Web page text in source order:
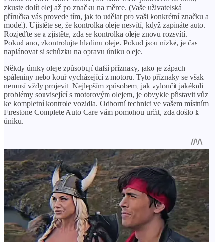
zkuste dolít olej až po značku na měrce. (Vaše uživatelská
příručka vás provede tím, jak to udělat pro vaši konkrétní značku a
model). Ujistěte se, že kontrolka oleje nesvítí, když zapínáte auto.
Rozjeďte se a zjistěte, zda se kontrolka oleje znovu rozsvítí.
Pokud ano, zkontrolujte hladinu oleje. Pokud jsou nízké, je čas
naplánovat si schůzku na opravu úniku oleje.
Někdy úniky oleje způsobují další příznaky, jako je zápach
spáleniny nebo kouř vycházející z motoru. Tyto příznaky se však
nemusí vždy projevit. Nejlepším způsobem, jak vyloučit jakékoli
problémy související s motorovým olejem, je obvykle přistavit vůz
ke kompletní kontrole vozidla. Odborní technici ve vašem místním
Firestone Complete Auto Care vám pomohou určit, zda došlo k
úniku.